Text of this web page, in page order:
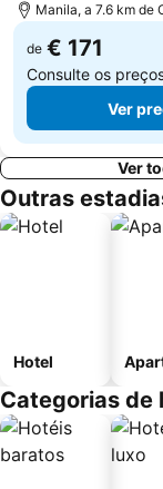
Manila, a 7.6 km de
de € 171
Consulte os
Ver
Ver
Outras
Hotel
Categorias de